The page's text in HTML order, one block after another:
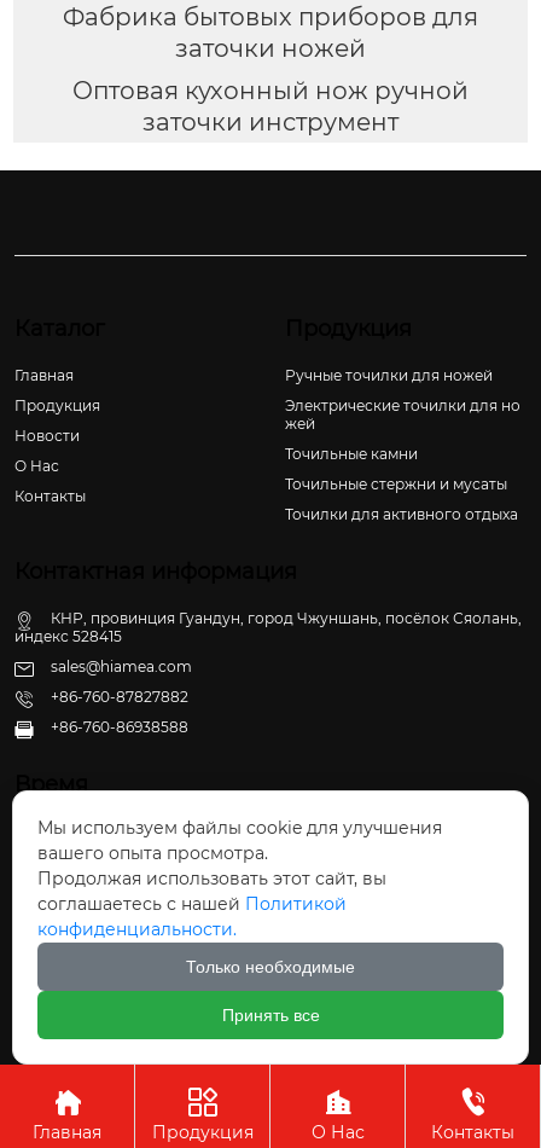
Фабрика бытовых приборов для
заточки ножей
Оптовая кухонный нож ручной
заточки инструмент
Главная
Продукция
Новости
О Hас
Контакты
Ручные точилки для ножей
Электрические точилки для но
жей
Точильные камни
Точильные стержни и мусаты
Точилки для активного отдыха
КНР, провинция Гуандун, город Чжуншань, посёлок Сяолань,
индекс 528415
sales@hiamea.com
+86-760-87827882
 +86-760-86938588
Время
Пн - Пт: 09:30 - 22:00
Сб - Вс: 10:00 - 22:30
Авторское право©ООО Чжуншань Хайвэй
Кухонные Принадлежности

Главная

Продукция

О Нас

Контакты
Мы используем файлы cookie для улучшения
вашего опыта просмотра.
Продолжая использовать этот сайт, вы
соглашаетесь с нашей Политикой
конфиденциальности.
Только необходимые
Принять все